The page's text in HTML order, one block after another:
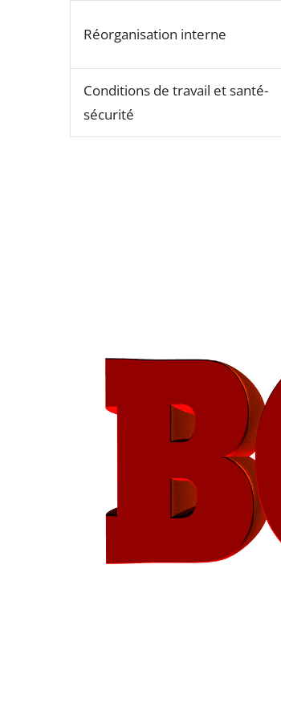
Réorganisation interne
Conditions de travail et santé-
sécurité